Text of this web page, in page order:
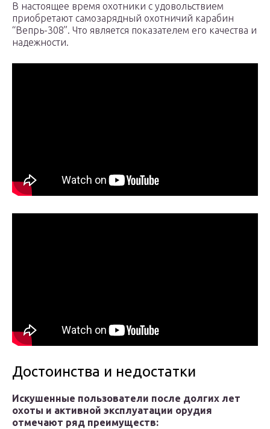
В настоящее время охотники с удовольствием
приобретают самозарядный охотничий карабин
“Вепрь-308”. Что является показателем его качества и
надежности.
Достоинства и недостатки
Искушенные пользователи после долгих лет
охоты и активной эксплуатации орудия
отмечают ряд преимуществ: